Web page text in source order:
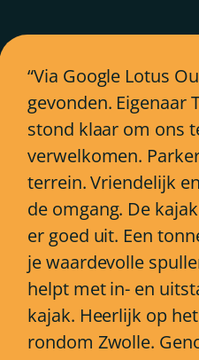
Via Google Lotus
gevonden. Eigenaar
stond klaar om ons
verwelkomen.
terrein. Vriendelijk
de omgang. De
er goed uit. Een
je waardevolle
helpt met in- en
kajak. Heerlijk op
rondom Zwolle.